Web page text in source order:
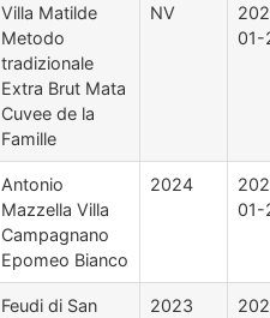
Villa Matilde
Metodo
tradizionale
Extra Brut Mata
Cuvee de la
Famille
NV
01-
Antonio
Mazzella Villa
Campagnano
Epomeo Bianco
2024
01-
Feudi di San
2023